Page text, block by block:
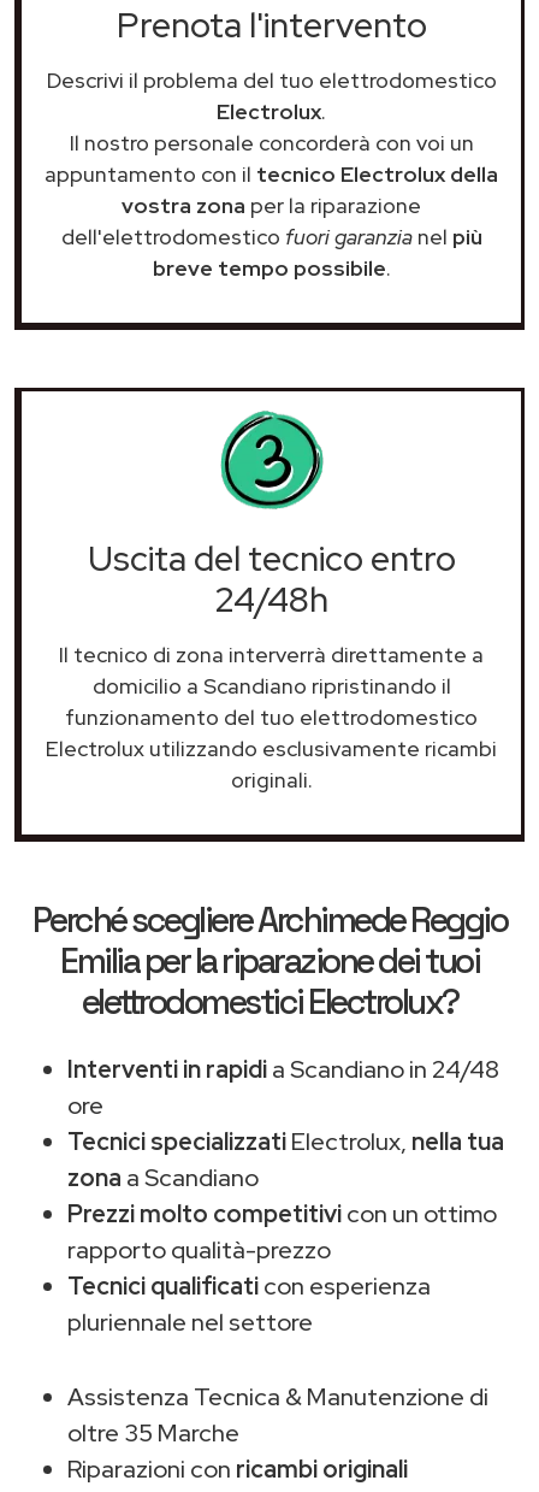
Prenota l'intervento
Descrivi il problema del tuo elettrodomestico
Electrolux.
Il nostro personale concorderà con voi un
appuntamento con il tecnico Electrolux della
vostra zona per la riparazione
dell'elettrodomestico fuori garanzianel più
breve tempo possibile.
Uscita del tecnico entro
24/48h
Il tecnico di zona interverrà direttamente a
domicilio a Scandiano ripristinando il
funzionamento del tuo elettrodomestico
Electrolux utilizzando esclusivamente ricambi
originali.
Perché scegliereArchimede Reggio
Emiliaper la riparazione dei tuoi
elettrodomestici Electrolux?
Interventi in rapidia Scandiano in 24/48
ore
Tecnici specializzatiElectrolux, nella tua
zona a Scandiano
Prezzi molto competitivicon un ottimo
rapporto qualità-prezzo
Tecnici qualificaticon esperienza
pluriennale nel settore
Assistenza Tecnica & Manutenzione di
oltre 35 Marche
Riparazioni con ricambi originali